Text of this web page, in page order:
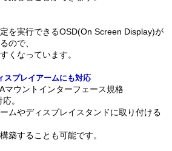
を実行できるOSD(On Screen Display)が
ので、
くなっています。
スプレイアームにも対応
マウントインターフェース規格
。
ムやディスプレイスタンドに取り付ける
築することも可能です。